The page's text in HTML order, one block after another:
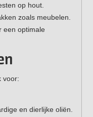
op hout.
zoals meubelen.
een optimale
voor:
en dierlijke oliën.